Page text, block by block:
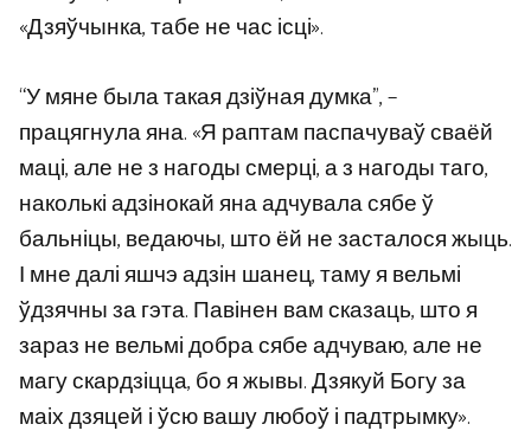
«Дзяўчынка, табе не час ісці».
“У мяне была такая дзіўная думка”, –
працягнула яна. «Я раптам паспачуваў сваёй
маці, але не з нагоды смерці, а з нагоды таго,
наколькі адзінокай яна адчувала сябе ў
бальніцы, ведаючы, што ёй не засталося жыць.
І мне далі яшчэ адзін шанец, таму я вельмі
ўдзячны за гэта. Павінен вам сказаць, што я
зараз не вельмі добра сябе адчуваю, але не
магу скардзіцца, бо я жывы. Дзякуй Богу за
маіх дзяцей і ўсю вашу любоў і падтрымку».